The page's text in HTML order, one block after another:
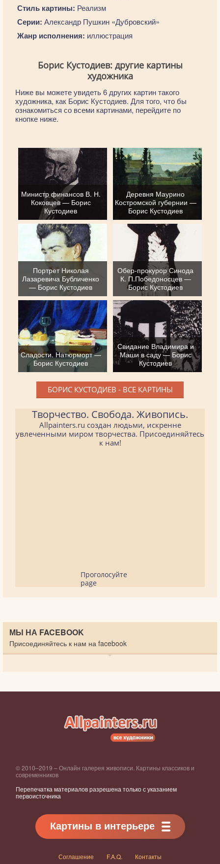
Стиль картины: Реализм
Серии: Александр Пушкин «Дубровский»
Жанр исполнения: иллюстрация
Борис Кустодиев: другие картины
художника
Ниже вы можете увидеть 6 других картин такого
художника, как Борис Кустодиев. Для того, что бы
ознакомиться со всеми картинами, перейдите по
кнопке ниже.
Министр финансов В. Н.
Коковцев — Борис
Кустодиев
Деревня Маурино
Костромской губернии —
Борис Кустодиев
Портрет Николая
Лазаревича Бубличенко
— Борис Кустодиев
Обер-прокурор Синода
К. П.Победоносцев —
Борис Кустодиев
Сладости. Натюрморт —
Борис Кустодиев
Свидание Владимира и
Маши в саду — Борис
Кустодиев
БОРИС КУСТОДИЕВ - ВСЕ КАРТИНЫ
Творчество. Свобода. Живопись.
Allpainters.ru создан людьми, искренне
увлеченными миром творчества. Присоединяйтесь
к нам!
Проголосуйте
page
МЫ НА FACEBOOK
Присоединяйтесь к нам на facebook
© 2010–2019 – Онлайн галерея живописи. Картины классиков и
современников
Перепечатка материалов разрешена только с указанием
первоисточника
Картины в интерьере
Соглашение F.A.Q. Контакты